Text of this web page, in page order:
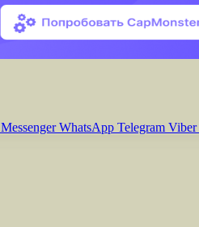
Messenger WhatsApp Telegram Viber